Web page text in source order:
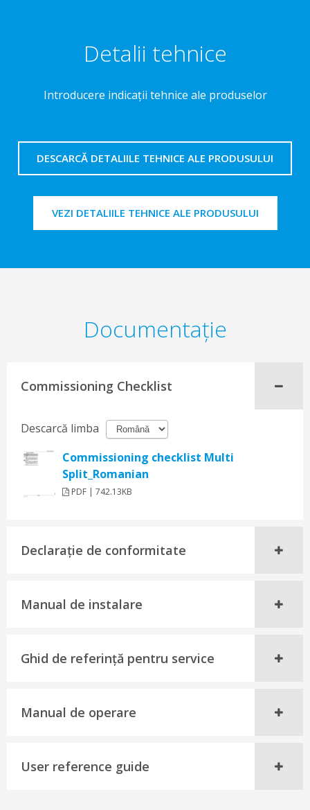
Detalii tehnice
Introducere indicaţii tehnice ale produselor
DESCARCĂ DETALIILE TEHNICE ALE PRODUSULUI
VEZI DETALIILE TEHNICE ALE PRODUSULUI
Documentaţie
Commissioning Checklist
Descarcă limba
Commissioning checklist Multi
Split_Romanian
PDF | 742.13KB
Declaraţie de conformitate
Manual de instalare
Ghid de referinţă pentru service
Manual de operare
User reference guide